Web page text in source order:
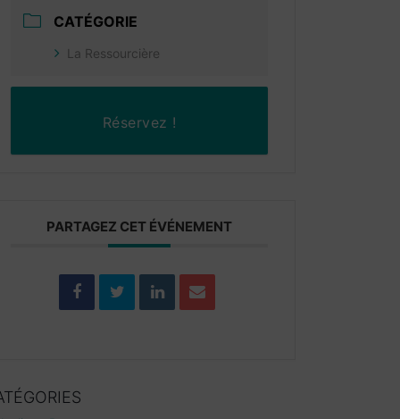
CATÉGORIE
La Ressourcière
Réservez !
PARTAGEZ CET ÉVÉNEMENT